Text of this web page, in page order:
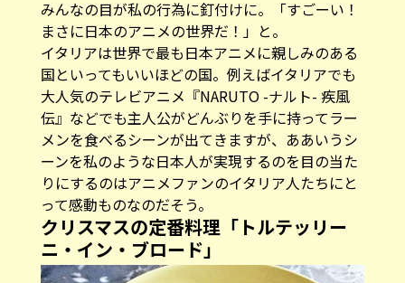
みんなの目が私の行為に釘付けに。「すごーい！
まさに日本のアニメの世界だ！」と。
イタリアは世界で最も日本アニメに親しみのある
国といってもいいほどの国。例えばイタリアでも
大人気のテレビアニメ『NARUTO -ナルト- 疾風
伝』などでも主人公がどんぶりを手に持ってラー
メンを食べるシーンが出てきますが、ああいうシ
ーンを私のような日本人が実現するのを目の当た
りにするのはアニメファンのイタリア人たちにと
って感動ものなのだそう。
クリスマスの定番料理「トルテッリー
ニ・イン・ブロード」